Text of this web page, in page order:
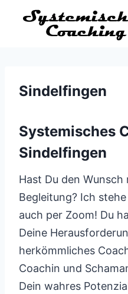
Inhalt
Sindelfingen
Systemisches
Sindelfingen
Hast Du den
Begleitung? Ich
auch per Zoom! Du
Deine
herkömmliches
Coachin und
Dein wahres